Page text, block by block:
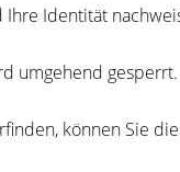
Identität
umgehend
können Sie